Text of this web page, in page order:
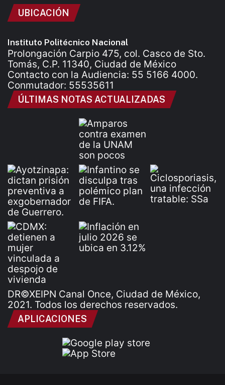
UBICACIÓN
Instituto Politécnico Nacional
Prolongación Carpio 475, col. Casco de Sto.
Tomás, C.P. 11340, Ciudad de México
Contacto con la Audiencia: 55 5166 4000.
Conmutador: 55535611
ÚLTIMAS NOTAS ACTUALIZADAS
DR©XEIPN Canal Once, Ciudad de México,
2021. Todos los derechos reservados.
APLICACIONES